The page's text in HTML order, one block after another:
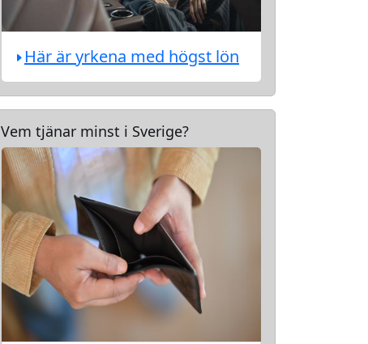
Här är yrkena med högst lön
Vem tjänar minst i Sverige?